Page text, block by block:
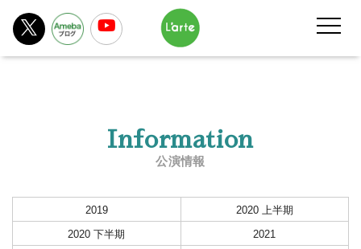
Information
公演情報
2019
2020 上半期
2020 下半期
2021